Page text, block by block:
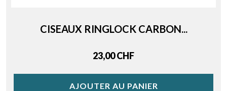
CISEAUX RINGLOCK CARBON...
Price
23,00 CHF
AJOUTER AU PANIER